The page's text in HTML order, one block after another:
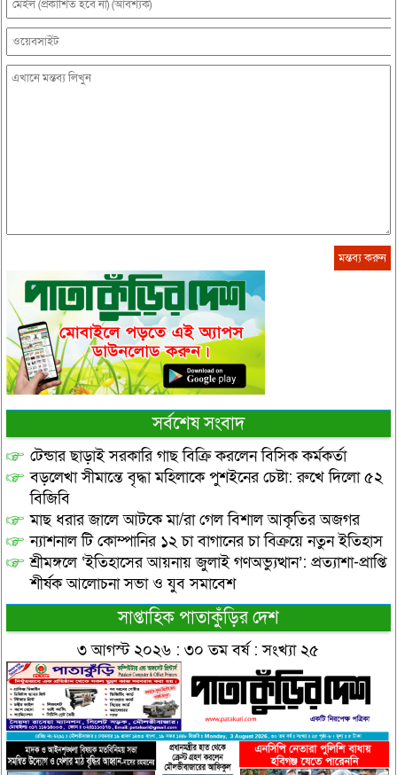
সর্বশেষ সংবাদ
টেন্ডার ছাড়াই সরকারি গাছ বিক্রি করলেন বিসিক কর্মকর্তা
বড়লেখা সীমান্তে বৃদ্ধা মহিলাকে পুশইনের চেষ্টা: রুখে দিলো ৫২
বিজিবি
মাছ ধরার জালে আটকে মা/রা গেল বিশাল আকৃতির অজগর
ন্যাশনাল টি কোম্পানির ১২ চা বাগানের চা বিক্রয়ে নতুন ইতিহাস
শ্রীমঙ্গলে ‘ইতিহাসের আয়নায় জুলাই গণঅভ্যুত্থান’: প্রত্যাশা-প্রাপ্তি
শীর্ষক আলোচনা সভা ও যুব সমাবেশ
সাপ্তাহিক পাতাকুঁড়ির দেশ
৩ আগস্ট ২০২৬ : ৩০ তম বর্ষ : সংখ্যা ২৫